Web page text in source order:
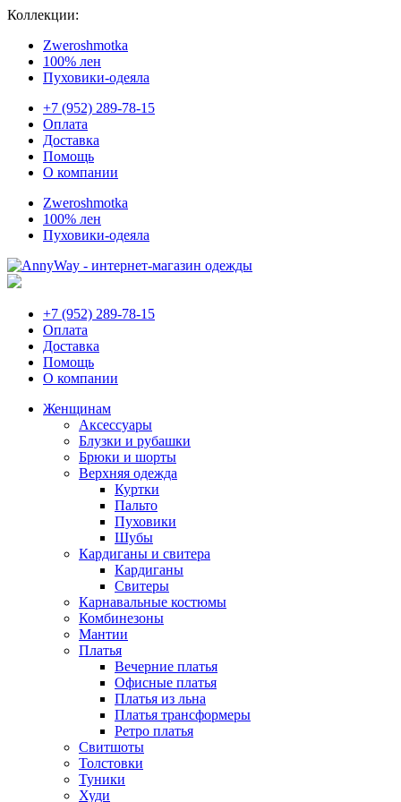
Коллекции:
Zweroshmotka
100% лен
Пуховики-одеяла
+7 (952) 289-78-15
Оплата
Доставка
Помощь
О компании
Zweroshmotka
100% лен
Пуховики-одеяла
+7 (952) 289-78-15
Оплата
Доставка
Помощь
О компании
Женщинам
Аксессуары
Блузки и рубашки
Брюки и шорты
Верхняя одежда
Куртки
Пальто
Пуховики
Шубы
Кардиганы и свитера
Кардиганы
Свитеры
Карнавальные костюмы
Комбинезоны
Мантии
Платья
Вечерние платья
Офисные платья
Платья из льна
Платья трансформеры
Ретро платья
Свитшоты
Толстовки
Туники
Худи